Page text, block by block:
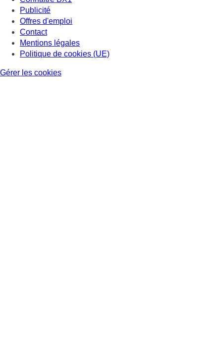
Publicité
Offres d'emploi
Contact
Mentions légales
Politique de cookies (UE)
Gérer les cookies